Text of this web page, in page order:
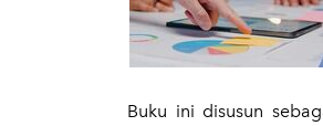
​Buku ini disusun